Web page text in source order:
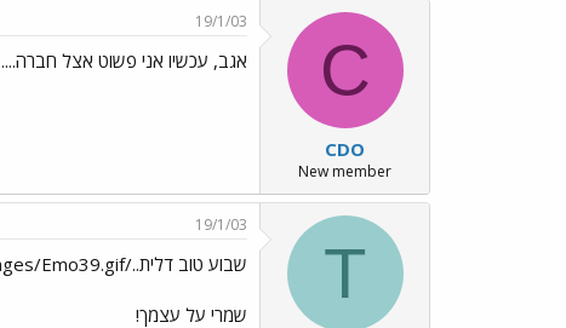
C
CDO
New member
19/1/03
אגב, עכשיו אני פשוט אצל חברה....
T
19/1/03
שבוע טוב דלית../images/Emo39.gif
שמרי על עצמך!